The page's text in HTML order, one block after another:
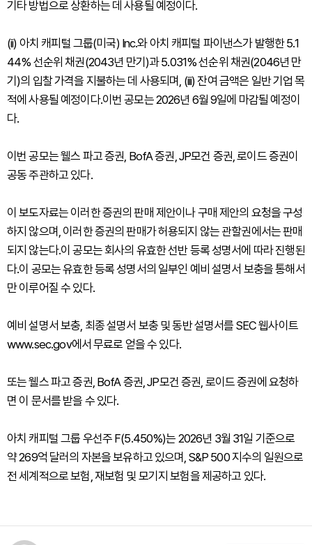
기타 방법으로 상환하는 데 사용될 예정이다.
(ii) 아치 캐피털 그룹(미국) Inc.와 아치 캐피털 파이낸스가 발행한 5.1
44% 선순위 채권(2043년 만기)과 5.031% 선순위 채권(2046년 만
기)의 입찰 가격을 지불하는 데 사용되며, (iii) 잔여 금액은 일반 기업 목
적에 사용될 예정이다.이번 공모는 2026년 6월 9일에 마감될 예정이
다.
이번 공모는 웰스 파고 증권, BofA 증권, JP모건 증권, 로이드 증권이
공동 주관하고 있다.
이 보도자료는 이러한 증권의 판매 제안이나 구매 제안의 요청을 구성
하지 않으며, 이러한 증권의 판매가 허용되지 않는 관할권에서는 판매
되지 않는다.이 공모는 회사의 유효한 선반 등록 성명서에 따라 진행된
다.이 공모는 유효한 등록 성명서의 일부인 예비 설명서 보충을 통해서
만 이루어질 수 있다.
예비 설명서 보충, 최종 설명서 보충 및 동반 설명서를 SEC 웹사이트
www.sec.gov에서 무료로 얻을 수 있다.
또는 웰스 파고 증권, BofA 증권, JP모건 증권, 로이드 증권에 요청하
면 이 문서를 받을 수 있다.
아치 캐피털 그룹 우선주 F(5.450%)는 2026년 3월 31일 기준으로
약 269억 달러의 자본을 보유하고 있으며, S&P 500 지수의 일원으로
전 세계적으로 보험, 재보험 및 모기지 보험을 제공하고 있다.